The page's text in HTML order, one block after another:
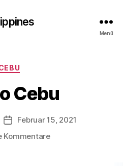
Menü
Kategorien
Cebu
Veröffentlichungsdatum
Februar 15, 2021
Kommentarezu